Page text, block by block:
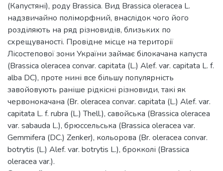
(Капустяні), роду Brassica. Вид Brassica oleracea L.
надзвичайно поліморфний, внаслідок чого його
розділяють на ряд різновидів, близьких по
схрещуваності. Провідне місце на території
Лісостепової зони України займає білокачана капуста
(Brassica oleracea convar. capitata (L.) Alef. var. capitata L. f.
alba DC), проте нині все більшу популярність
завойовують раніше рідкісні різновиди, такі як
червонокачана (Br. oleracea convar. capitata (L.) Alef. var.
capitata L. f. rubra (L.) Thell.), савойська (Brassica oleracea
var. sabauda L.), брюссельська (Brassica oleracea var.
Gemmifera (DC.) Zenker), кольорова (Br. oleracea convar.
botrytis (L.) Alef. var. botrytis L.), брокколі (Brassica
oleracea var.).